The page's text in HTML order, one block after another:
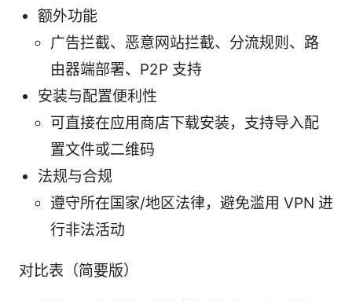
额外功能
广告拦截、恶意网站拦截、分流规则、路
由器端部署、P2P 支持
安装与配置便利性
可直接在应用商店下载安装，支持导入配
置文件或二维码
法规与合规
遵守所在国家/地区法律，避免滥用 VPN 进
行非法活动
对比表（简要版）